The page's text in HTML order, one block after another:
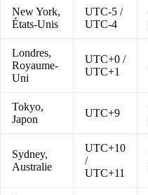
New York,
États-Unis
UTC-5 /
UTC-4
Londres,
Royaume-
Uni
UTC+0 /
UTC+1
Tokyo,
Japon
UTC+9
Sydney,
Australie
UTC+10
/
UTC+11